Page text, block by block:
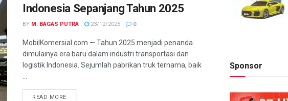
Indonesia Sepanjang Tahun 2025
BY M. BAGAS PUTRA 23/12/2025 0
MobilKomersial.com — Tahun 2025 menjadi penanda
dimulainya era baru dalam industri transportasi dan
logistik Indonesia. Sejumlah pabrikan truk ternama, baik
READ MORE
Sponsor